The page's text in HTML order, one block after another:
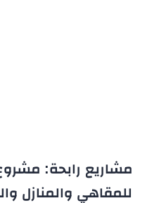
مشاريع رابحة:
للمقاهي والمنازل